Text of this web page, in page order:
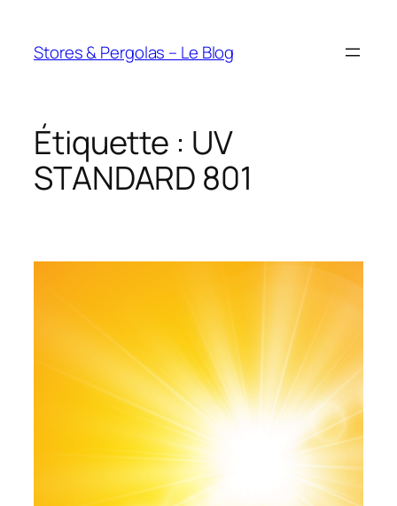
contenu
Stores & Pergolas – Le Blog
Étiquette : UV
STANDARD 801